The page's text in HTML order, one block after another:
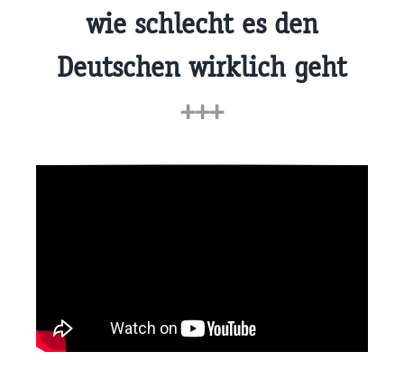
wie schlecht es den
Deutschen wirklich geht
+++